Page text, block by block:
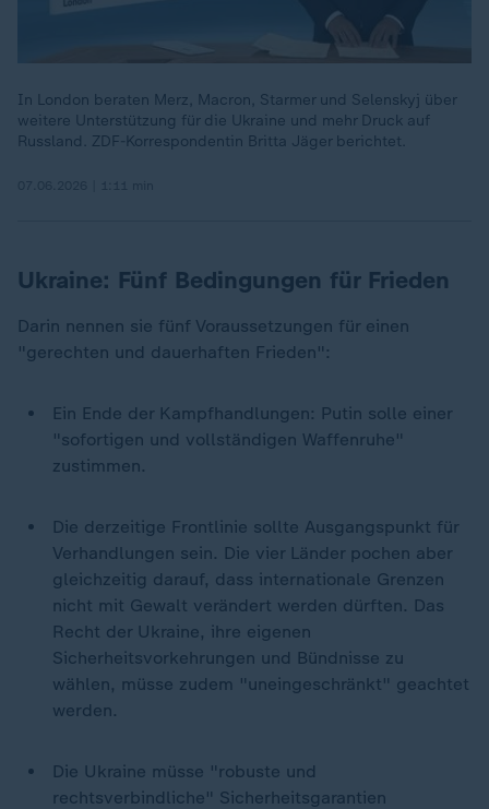
In London beraten Merz, Macron, Starmer und Selenskyj über
weitere Unterstützung für die Ukraine und mehr Druck auf
Russland. ZDF-Korrespondentin Britta Jäger berichtet.
Ukraine: Fünf Bedingungen für Frieden
Darin nennen sie fünf Voraussetzungen für einen
"gerechten und dauerhaften Frieden":
Ein Ende der Kampfhandlungen: Putin solle einer
"sofortigen und vollständigen Waffenruhe"
zustimmen.
Die derzeitige Frontlinie sollte Ausgangspunkt für
Verhandlungen sein. Die vier Länder pochen aber
gleichzeitig darauf, dass internationale Grenzen
nicht mit Gewalt verändert werden dürften. Das
Recht der Ukraine, ihre eigenen
Sicherheitsvorkehrungen und Bündnisse zu
wählen, müsse zudem "uneingeschränkt" geachtet
werden.
Die Ukraine müsse "robuste und
rechtsverbindliche" Sicherheitsgarantien